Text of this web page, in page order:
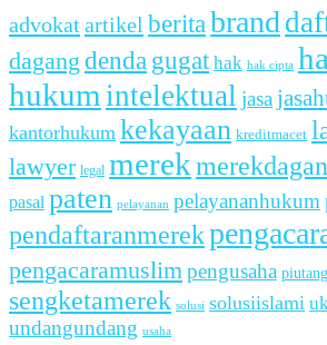
advokat artikel beritabrand
dagang denda gugat hak hak cipta
hukum intelektual jasa
kantorhukum kekayaan kreditmacet
lawyer legal merek
pasal paten pelayanan pelayananhukum
pendaftaranmerek
pengacaramuslim pengusaha piutang
sengketamerek solusi solusiislami
undangundang usaha